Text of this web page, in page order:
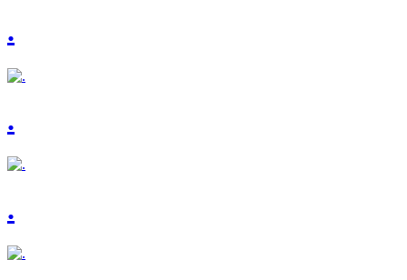
.
.
.